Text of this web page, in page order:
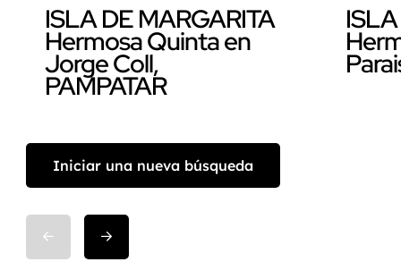
ISLA DE MARGARITA
Hermosa Quinta en
Jorge Coll,
PAMPATAR
Iniciar una nueva búsqueda